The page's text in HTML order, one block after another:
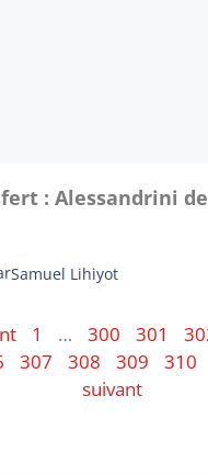
: Alessandrini
Samuel Lihiyot
Page
1 … Page
300 Page
301
Page
307 Page
308 Page
309 Page
310
suivant